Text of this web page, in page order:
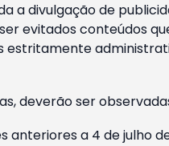
a divulgação de
evitados conteúdos
deverão ser
a 4 de julho